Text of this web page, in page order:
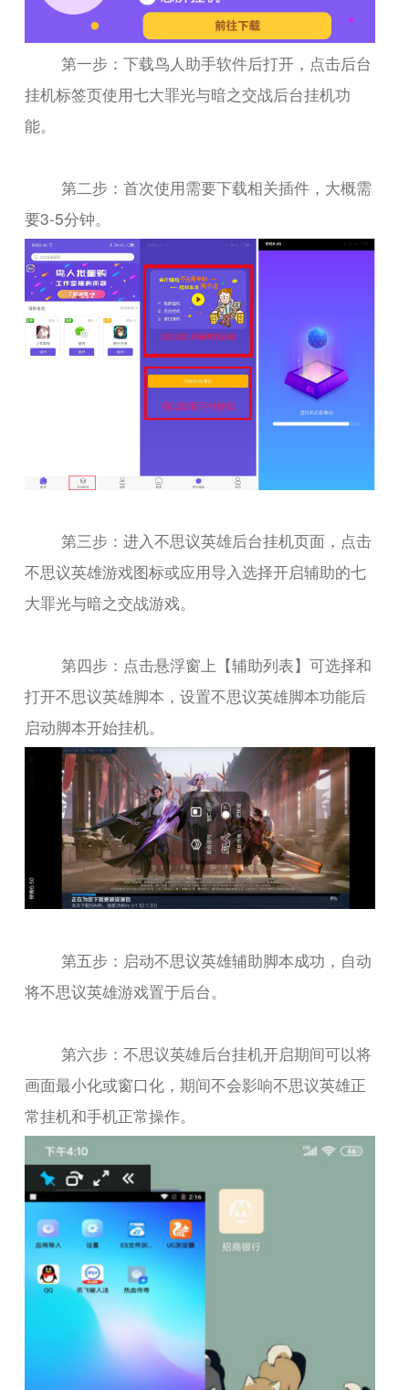
第一步：下载鸟人助手软件后打开，点击后台
挂机标签页使用七大罪光与暗之交战后台挂机功
能。
第二步：首次使用需要下载相关插件，大概需
要3-5分钟。
第三步：进入不思议英雄后台挂机页面，点击
不思议英雄游戏图标或应用导入选择开启辅助的七
大罪光与暗之交战游戏。
第四步：点击悬浮窗上【辅助列表】可选择和
打开不思议英雄脚本，设置不思议英雄脚本功能后
启动脚本开始挂机。
第五步：启动不思议英雄辅助脚本成功，自动
将不思议英雄游戏置于后台。
第六步：不思议英雄后台挂机开启期间可以将
画面最小化或窗口化，期间不会影响不思议英雄正
常挂机和手机正常操作。